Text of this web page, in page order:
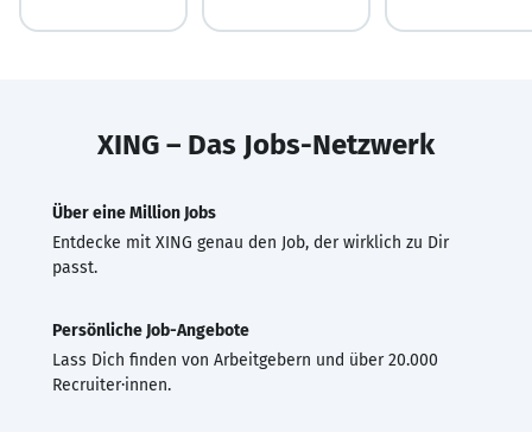
XING – Das Jobs-Netzwerk
Über eine Million Jobs
Entdecke mit XING genau den Job, der wirklich zu Dir
passt.
Persönliche Job-Angebote
Lass Dich finden von Arbeitgebern und über 20.000
Recruiter·innen.